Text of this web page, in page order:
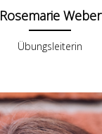
Rosemarie Weber
Übungsleiterin